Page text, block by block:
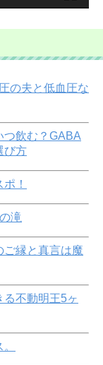
の夫と低血圧な
つ飲む？GABA
び方
！
滝
ご縁と真言は魔
る不動明王5ヶ